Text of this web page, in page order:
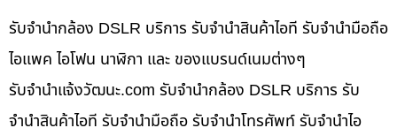
รับจำนำกล้อง DSLR บริการ รับจำนำสินค้าไอที รับจำนำมือถือ
ไอแพค ไอโฟน นาฬิกา และ ของแบรนด์เนมต่างๆ
รับจํานําแจ้งวัฒนะ.com รับจำนำกล้อง DSLR บริการ รับ
จำนำสินค้าไอที รับจำนำมือถือ รับจำนำโทรศัพท์ รับจำนำไอ